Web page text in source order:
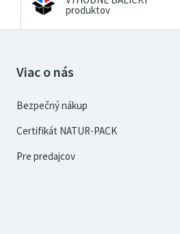
produktov
Viac o nás
Bezpečný nákup
Certifikát NATUR-PACK
Pre predajcov